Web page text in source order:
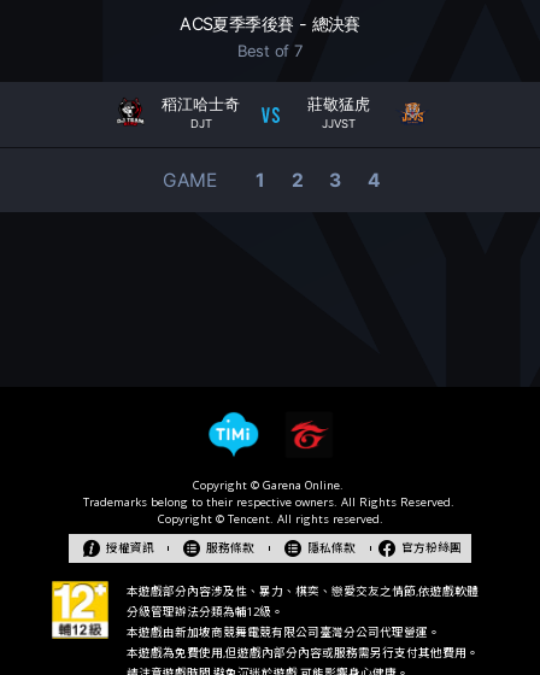
ACS夏季季後賽 - 總決賽
Best of 7
稻江哈士奇
DJT
莊敬猛虎
JJVST
GAME 1 2 3 4
授權資訊 服務條款 隱私條款 官方粉絲團